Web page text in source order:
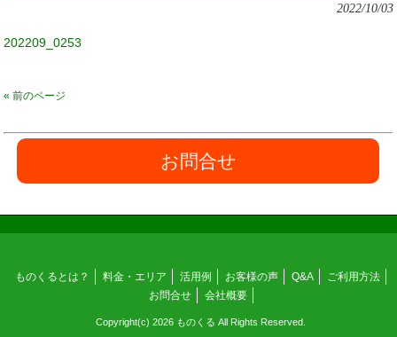
2022/10/03
202209_0253
« 前のページ
お問合せ
ものくるとは？ 料金・エリア 活用例 お客様の声 Q&A
ご利用方法
お問合せ
会社概要
Copyright(c) 2026 ものくる All Rights Reserved.